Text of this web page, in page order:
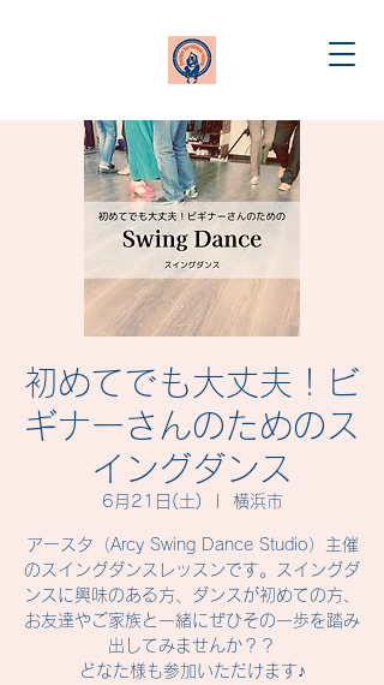
初めてでも大丈夫！ビ
ギナーさんのためのス
イングダンス
6月21日(土) 横浜市
アースタ（Arcy Swing Dance Studio）主催
のスイングダンスレッスンです。スイングダ
ンスに興味のある方、ダンスが初めての方、
お友達やご家族と一緒にぜひその一歩を踏み
出してみませんか？？
どなた様も参加いただけます♪